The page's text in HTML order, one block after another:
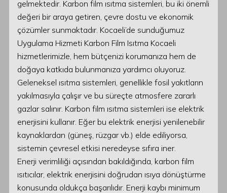
gelmektedir. Karbon film ısıtma sistemleri, bu iki önemli
değeri bir araya getiren, çevre dostu ve ekonomik
çözümler sunmaktadır. Kocaeli’de sunduğumuz
Uygulama Hizmeti Karbon Film Isıtma Kocaeli
hizmetlerimizle, hem bütçenizi korumanıza hem de
doğaya katkıda bulunmanıza yardımcı oluyoruz.
Geleneksel ısıtma sistemleri, genellikle fosil yakıtların
yakılmasıyla çalışır ve bu süreçte atmosfere zararlı
gazlar salınır. Karbon film ısıtma sistemleri ise elektrik
enerjisini kullanır. Eğer bu elektrik enerjisi yenilenebilir
kaynaklardan (güneş, rüzgar vb.) elde ediliyorsa,
sistemin çevresel etkisi neredeyse sıfıra iner.
Enerji verimliliği açısından bakıldığında, karbon film
ısıtıcılar, elektrik enerjisini doğrudan ısıya dönüştürme
konusunda oldukça başarılıdır. Enerji kaybı minimum